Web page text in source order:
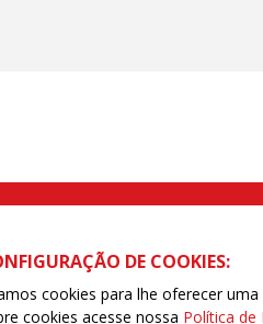
Rua Caetano Pinto nº 575 CEP
DE COOKIES:
cookies para lhe oferecer
cookies acesse nossa Política de